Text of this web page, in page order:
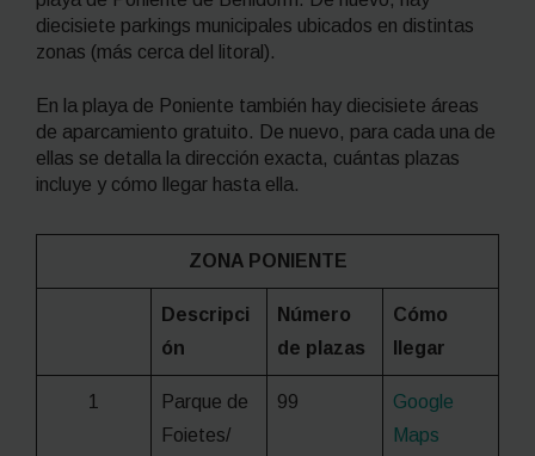
diecisiete parkings municipales ubicados en distintas
zonas (más cerca del litoral).
En la playa de Poniente también hay diecisiete áreas
de aparcamiento gratuito. De nuevo, para cada una de
ellas se detalla la dirección exacta, cuántas plazas
incluye y cómo llegar hasta ella.
ZONA PONIENTE
Descripci
ón
Número
de plazas
Cómo
llegar
1
Parque de
Foietes/
99
Google
Maps